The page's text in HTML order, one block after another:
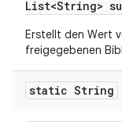
List<String>
Erstellt den Wert
freigegebenen
static String